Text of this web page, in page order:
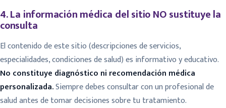
4. La información médica del sitio NO sustituye la
consulta
El contenido de este sitio (descripciones de servicios,
especialidades, condiciones de salud) es informativo y educativo.
No constituye diagnóstico ni recomendación médica
personalizada.Siempre debes consultar con un profesional de
salud antes de tomar decisiones sobre tu tratamiento.